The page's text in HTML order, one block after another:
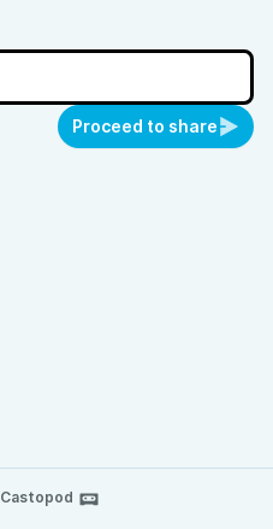
Proceed to share
Castopod